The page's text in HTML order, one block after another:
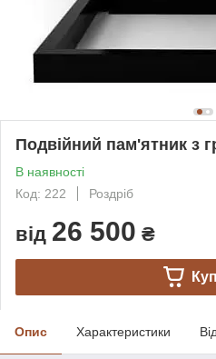
Подвійний пам'ятник з
В наявності
Код: 222
Роздріб
від 26 500 ₴
Опис Характеристики